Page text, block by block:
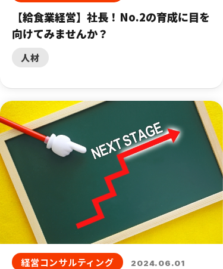
【給食業経営】社長！No.2の育成に目を
向けてみませんか？
人材
経営コンサルティング 2024.06.01